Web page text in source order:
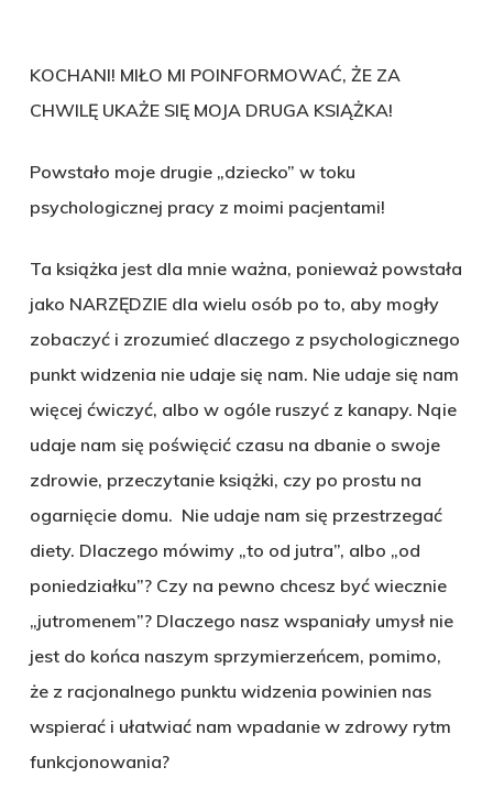
KOCHANI! MIŁO MI POINFORMOWAĆ, ŻE ZA
CHWILĘ UKAŻE SIĘ MOJA DRUGA KSIĄŻKA!
Powstało moje drugie „dziecko” w toku
psychologicznej pracy z moimi pacjentami!
Ta książka jest dla mnie ważna, ponieważ powstała
jako NARZĘDZIE dla wielu osób po to, aby mogły
zobaczyć i zrozumieć dlaczego z psychologicznego
punkt widzenia nie udaje się nam. Nie udaje się nam
więcej ćwiczyć, albo w ogóle ruszyć z kanapy. Nqie
udaje nam się poświęcić czasu na dbanie o swoje
zdrowie, przeczytanie książki, czy po prostu na
ogarnięcie domu. Nie udaje nam się przestrzegać
diety. Dlaczego mówimy „to od jutra”, albo „od
poniedziałku”? Czy na pewno chcesz być wiecznie
„jutromenem”? Dlaczego nasz wspaniały umysł nie
jest do końca naszym sprzymierzeńcem, pomimo,
że z racjonalnego punktu widzenia powinien nas
wspierać i ułatwiać nam wpadanie w zdrowy rytm
funkcjonowania?